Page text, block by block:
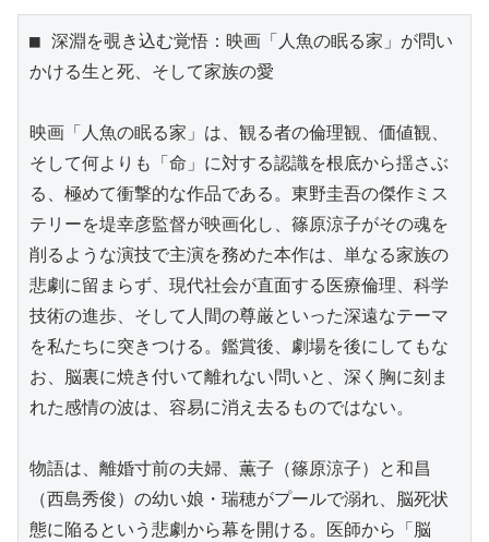
■ 深淵を覗き込む覚悟：映画「人魚の眠る家」が問い
かける生と死、そして家族の愛
映画「人魚の眠る家」は、観る者の倫理観、価値観、
そして何よりも「命」に対する認識を根底から揺さぶ
る、極めて衝撃的な作品である。東野圭吾の傑作ミス
テリーを堤幸彦監督が映画化し、篠原涼子がその魂を
削るような演技で主演を務めた本作は、単なる家族の
悲劇に留まらず、現代社会が直面する医療倫理、科学
技術の進歩、そして人間の尊厳といった深遠なテーマ
を私たちに突きつける。鑑賞後、劇場を後にしてもな
お、脳裏に焼き付いて離れない問いと、深く胸に刻ま
れた感情の波は、容易に消え去るものではない。
物語は、離婚寸前の夫婦、薫子（篠原涼子）と和昌
（西島秀俊）の幼い娘・瑞穂がプールで溺れ、脳死状
態に陥るという悲劇から幕を開ける。医師から「脳